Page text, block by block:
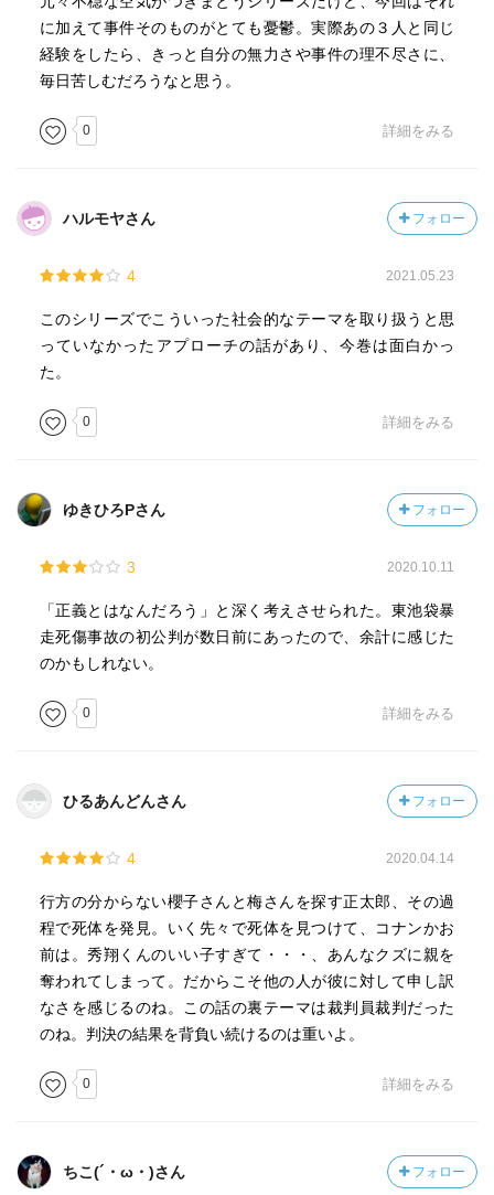
に加えて事件そのものがとても憂鬱。実際あの３人と同じ
経験をしたら、きっと自分の無力さや事件の理不尽さに、
毎日苦しむだろうなと思う。
0 詳細をみる
ハルモヤさん フォロー
4 2021.05.23
このシリーズでこういった社会的なテーマを取り扱うと思
っていなかったアプローチの話があり、今巻は面白かっ
た。
0 詳細をみる
ゆきひろPさん フォロー
3 2020.10.11
「正義とはなんだろう」と深く考えさせられた。東池袋暴
走死傷事故の初公判が数日前にあったので、余計に感じた
のかもしれない。
0 詳細をみる
ひるあんどんさん フォロー
4 2020.04.14
行方の分からない櫻子さんと梅さんを探す正太郎、その過
程で死体を発見。いく先々で死体を見つけて、コナンかお
前は。秀翔くんのいい子すぎて・・・、あんなクズに親を
奪われてしまって。だからこそ他の人が彼に対して申し訳
なさを感じるのね。この話の裏テーマは裁判員裁判だった
のね。判決の結果を背負い続けるのは重いよ。
0 詳細をみる
ちこ(´・ω・)さん フォロー